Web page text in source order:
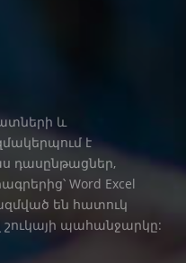
և
է
դասընթացներ,
Word Excel
են հատուկ
շուկայի պահանջարկը: